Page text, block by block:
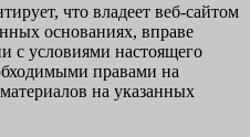
что владеет веб-сайтом
основаниях, вправе
с условиями настоящего
правами на
на указанных